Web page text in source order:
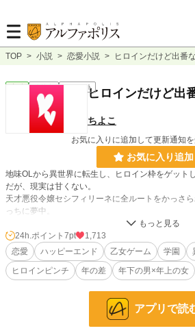
TOP > 小説 > 恋愛小説 > ヒロインだけど出番
連載中 ｼｮｰﾄｼｮｰﾄヒロインだけど出
ちよこ
お気に入りに追加して更新通知
お気に入り追加
地味OLから異世界に転生し、ヒロイン枠をゲット
だが、現実は甘くない。
天才悪役令嬢セシフィリーネに全ルートをかっさ
っちに夢中。
出番のないヒロインとして静かに学園生活を過ご
子爵の後妻に！？
逃げた先の隣国で、まさかの展開が待っていた——
37,340 位 / 228,797 件
16,269 位 / 66,375 件
24h.ポイント 7pt
1,713
恋愛
ハッピーエンド 乙女ゲーム 学園
ヒロインピンチ
年の差 年下の男×年上の女
アプリで読